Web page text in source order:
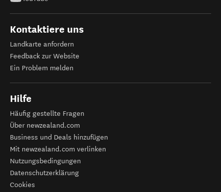
Kontaktiere uns
Landkarte anfordern
Feedback zur Website
Ein Problem melden
Hilfe
Häufig gestellte Fragen
Über newzealand.com
Business und Deals hinzufügen
Mit newzealand.com verlinken
Nutzungsbedingungen
Datenschutzerklärung
Cookies